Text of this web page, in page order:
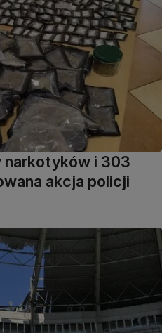
narkotyków i 303
akcja policji